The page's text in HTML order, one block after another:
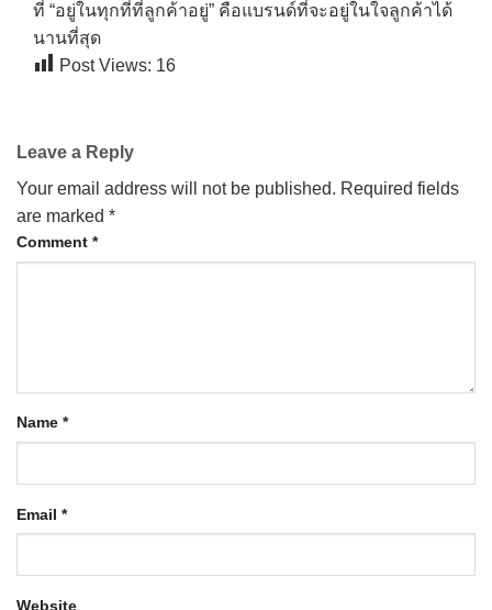
ที่ “อยู่ในทุกที่ที่ลูกค้าอยู่” คือแบรนด์ที่จะอยู่ในใจลูกค้าได้
นานที่สุด
Post Views: 16
Leave a Reply
Your email address will not be published. Required fields
are marked *
Comment *
Name *
Email *
Website